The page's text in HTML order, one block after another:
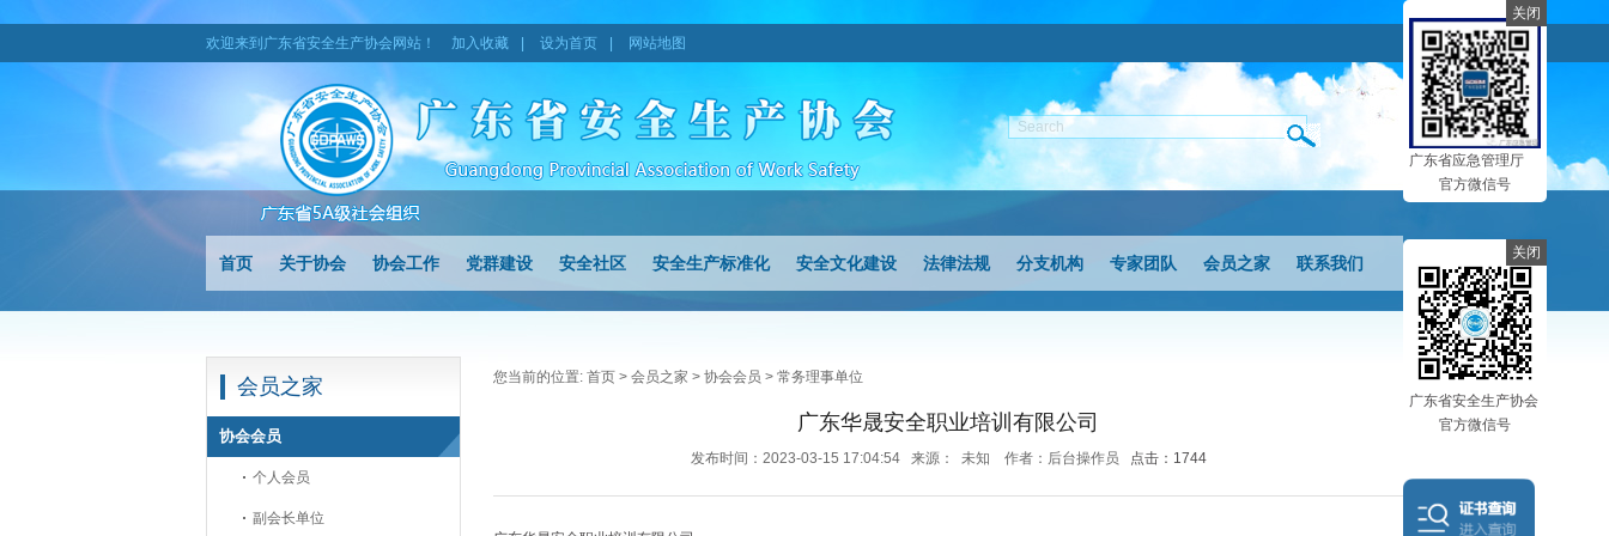
欢迎来到广东省安全生产协会网站！ 加入收藏 设为首页 网站地图
首页 关于协会 协会工作 党群建设 安全社区 安全生产标准化 安全文化建设 法律法规 分支机构 专家团队 会员之家 联系我们
会员之家
协会会员
个人会员
副会长单位
您当前的位置: 首页 > 会员之家 > 协会会员 > 常务理事单位
广东华晟安全职业培训有限公司
发布时间：2023-03-15 17:04:54 来源： 未知 作者：后台操作员 点击：1744
广东省应急管理厅
官方微信号
关闭
广东省安全生产协会
官方微信号
关闭